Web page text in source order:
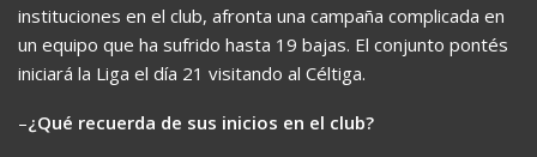
instituciones en el club, afronta una campaña complicada en
un equipo que ha sufrido hasta 19 bajas. El conjunto pontés
iniciará la Liga el día 21 visitando al Céltiga.
–¿Qué recuerda de sus inicios en el club?